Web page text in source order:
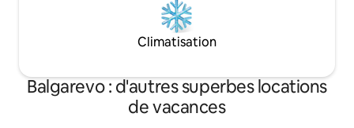
Climatisation
Balgarevo : d'autres superbes locations
de vacances